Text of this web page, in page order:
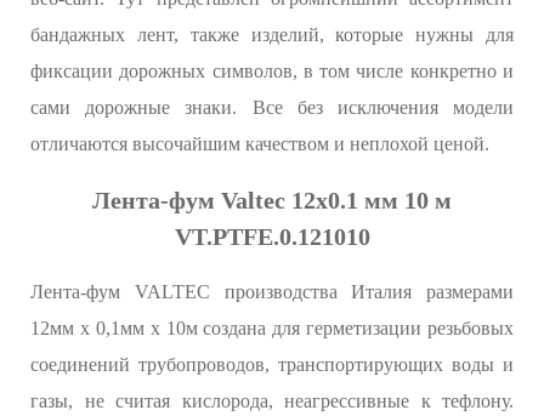
бандажных лент, также изделий, которые нужны для
фиксации дорожных символов, в том числе конкретно и
сами дорожные знаки. Все без исключения модели
отличаются высочайшим качеством и неплохой ценой.
Лента-фум Valtec 12х0.1 мм 10 м
VT.PTFE.0.121010
Лента-фум VALTEC производства Италия размерами
12мм х 0,1мм х 10м создана для герметизации резьбовых
соединений трубопроводов, транспортирующих воды и
газы, не считая кислорода, неагрессивные к тефлону.